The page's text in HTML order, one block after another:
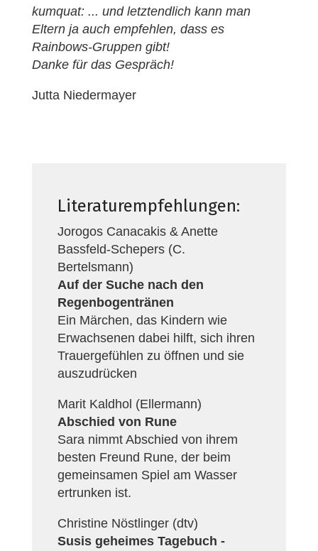
kumquat: ... und letztendlich kann man
Eltern ja auch empfehlen, dass es
Rainbows-Gruppen gibt!
Danke für das Gespräch!
Jutta Niedermayer
Literaturempfehlungen:
Jorogos Canacakis & Anette
Bassfeld-Schepers (C.
Bertelsmann)
Auf der Suche nach den
Regenbogentränen
Ein Märchen, das Kindern wie
Erwachsenen dabei hilft, sich ihren
Trauergefühlen zu öffnen und sie
auszudrücken
Marit Kaldhol (Ellermann)
Abschied von Rune
Sara nimmt Abschied von ihrem
besten Freund Rune, der beim
gemeinsamen Spiel am Wasser
ertrunken ist.
Christine Nöstlinger (dtv)
Susis geheimes Tagebuch -